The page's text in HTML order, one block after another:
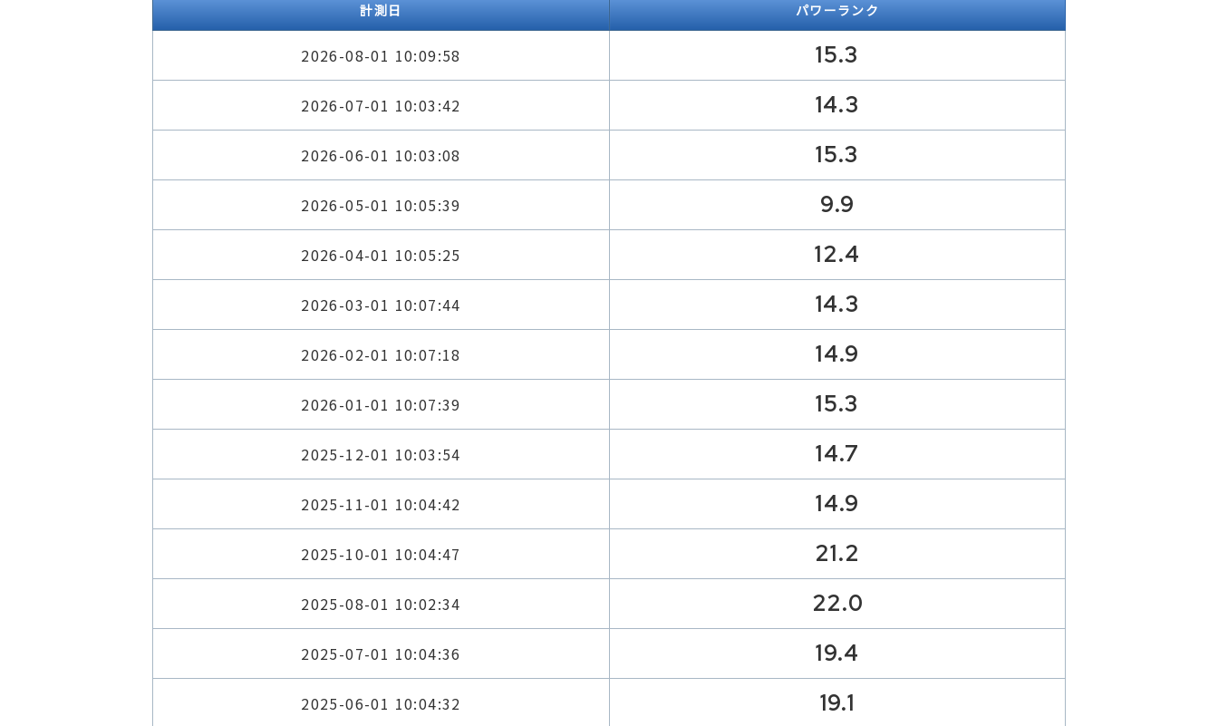
計測日 パワーランク
2026-08-01 10:09:58 15.3
2026-07-01 10:03:42 14.3
2026-06-01 10:03:08 15.3
2026-05-01 10:05:39 9.9
2026-04-01 10:05:25 12.4
2026-03-01 10:07:44 14.3
2026-02-01 10:07:18 14.9
2026-01-01 10:07:39 15.3
2025-12-01 10:03:54 14.7
2025-11-01 10:04:42 14.9
2025-10-01 10:04:47 21.2
2025-08-01 10:02:34 22.0
2025-07-01 10:04:36 19.4
2025-06-01 10:04:32 19.1